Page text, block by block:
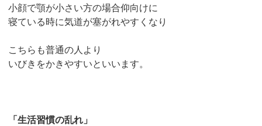
小顔で顎が小さい方の場合仰向けに
寝ている時に気道が塞がれやすくなり
こちらも普通の人より
いびきをかきやすいといいます。
「生活習慣の乱れ」